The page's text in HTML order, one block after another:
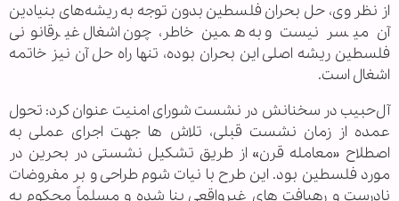
از نظر وی، حل بحران فلسطین بدون توجه به ریشه‌های بنیادین
آن میسر نیست و به همین خاطر، چون اشغال غیرقانونی
فلسطین ریشه اصلی این بحران بوده، تنها راه حل آن نیز خاتمه
اشغال است.
آل‌حبیب در سخنانش در نشست شورای امنیت عنوان کرد:‌ تحول
عمده از زمان نشست قبلی، تلاش ها جهت اجرای عملی به
اصطلاح «معامله قرن» از طریق تشکیل نشستی در بحرین در
مورد فلسطین بود. این طرح با نیات شوم طراحی و بر مفروضات
نادرست و رهیافت های غیرواقعی بنا شده و مسلماً محکوم به